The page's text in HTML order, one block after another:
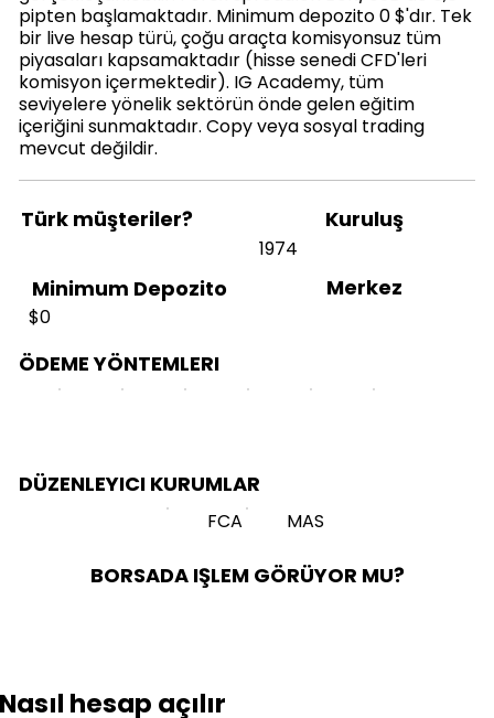
pipten başlamaktadır. Minimum depozito 0 $'dır. Tek
bir live hesap türü, çoğu araçta komisyonsuz tüm
piyasaları kapsamaktadır (hisse senedi CFD'leri
komisyon içermektedir). IG Academy, tüm
seviyelere yönelik sektörün önde gelen eğitim
içeriğini sunmaktadır. Copy veya sosyal trading
mevcut değildir.
Türk müşteriler? Kuruluş
1974
Minimum Depozito
$0
Merkez
ÖDEME YÖNTEMLERI
DÜZENLEYICI KURUMLAR
FCA MAS
BORSADA IŞLEM GÖRÜYOR MU?
Nasıl hesap açılır